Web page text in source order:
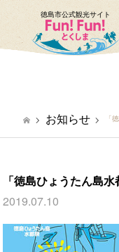
徳島市公式観光サイト
お知らせ 「
「徳島ひょうたん島
2019.07.10